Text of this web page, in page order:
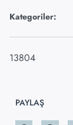
Kategoriler:
13804
PAYLAŞ